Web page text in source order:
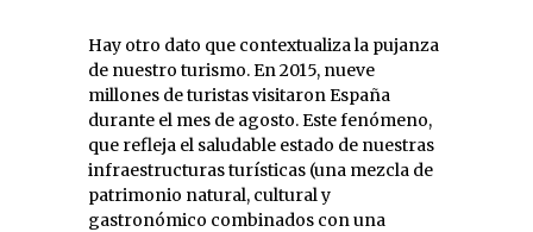
Hay otro dato que contextualiza la pujanza
de nuestro turismo. En 2015, nueve
millones de turistas visitaron España
durante el mes de agosto. Este fenómeno,
que refleja el saludable estado de nuestras
infraestructuras turísticas (una mezcla de
patrimonio natural, cultural y
gastronómico combinados con una